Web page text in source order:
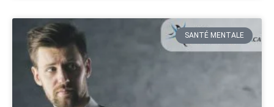
SANTÉ MENTALE